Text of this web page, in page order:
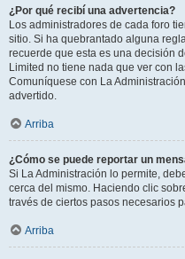
¿Por qué recibí una advertencia?
Los administradores de cada foro
sitio. Si ha quebrantado alguna
recuerde que esta es una decisión
Limited no tiene nada que ver con
Comuníquese con La
advertido.
Arriba
¿Cómo se puede reportar un
Si La Administración lo permite,
cerca del mismo. Haciendo clic
través de ciertos pasos necesarios
Arriba